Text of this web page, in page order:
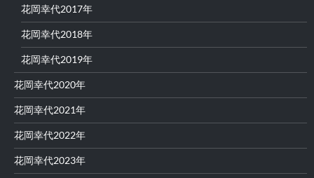
花岡幸代2017年
花岡幸代2018年
花岡幸代2019年
花岡幸代2020年
花岡幸代2021年
花岡幸代2022年
花岡幸代2023年